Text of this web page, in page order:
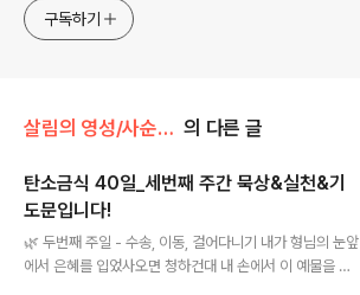
구독하기
살림의 영성/사순절 탄소금식 묵상 의 다른 글
탄소금식 40일_세번째 주간 묵상&실천&기
도문입니다!
🌿 두번째 주일 - 수송, 이동, 걸어다니기 내가 형님의 눈앞
에서 은혜를 입었사오면 청하건대 내 손에서 이 예물을 받